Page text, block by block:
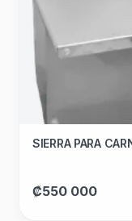
SIERRA PARA
₡550 000